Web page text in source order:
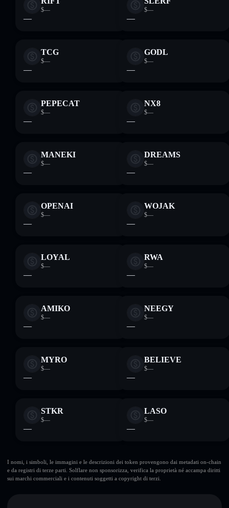
$—
—
$—
—
TCG
$—
—
GODL
$—
—
PEPECAT
$—
—
NX8
$—
—
MANEKI
$—
—
DREAMS
$—
—
OPENAI
$—
—
WOJAK
$—
—
LOYAL
$—
—
RWA
$—
—
AMIKO
$—
—
NEEGY
$—
—
MYRO
$—
—
BELIEVE
$—
—
STKR
$—
—
LASO
$—
—
I nomi, i simboli, le immagini e le descrizioni dei token provengono dai metadati on-chain
e da registri di terze parti. Solflare non sponsorizza, verifica la proprietà né accampa diritti
sui marchi commerciali e i contenuti soggetti a copyright di terzi.